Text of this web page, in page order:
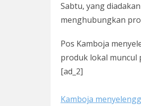
Sabtu, yang
menghubungkan
Pos Kamboja
produk lokal muncul
[ad_2]
Kamboja